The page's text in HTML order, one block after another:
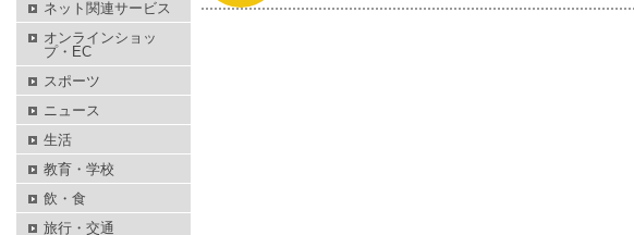
ネット関連サービス
オンラインショッ
プ・EC
スポーツ
ニュース
生活
教育・学校
飲・食
旅行・交通